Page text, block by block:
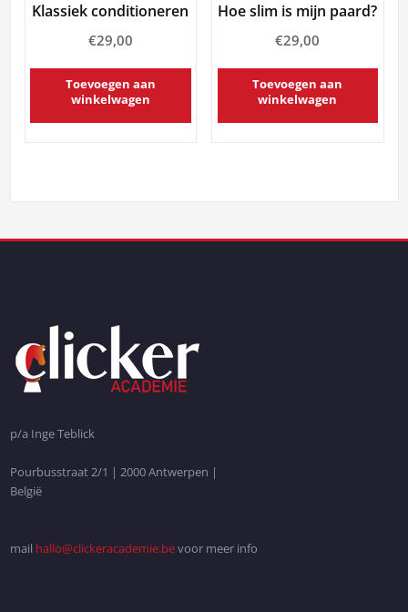
Klassiek conditioneren
€29,00
Toevoegen aan
winkelwagen
Hoe slim is mijn paard?
€29,00
Toevoegen aan
winkelwagen
p/a Inge Teblick
Pourbusstraat 2/1 | 2000 Antwerpen |
België
mail hallo@clickeracademie.bevoor meer info